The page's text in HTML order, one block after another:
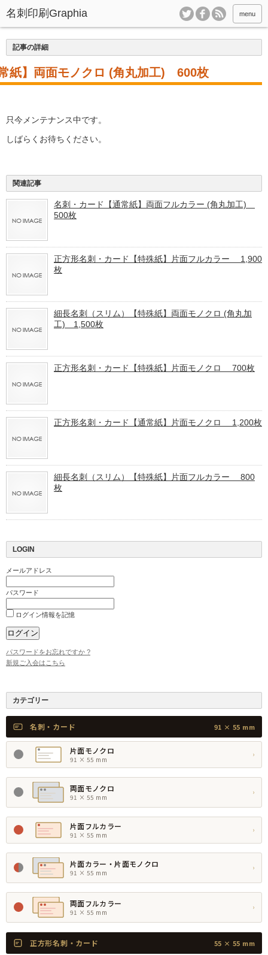
menu
記事の詳細
紙】両面モノクロ (角丸加工) 600枚
只今メンテナンス中です。
しばらくお待ちください。
関連記事
名刺・カード【通常紙】両面フルカラー (角丸加工)
500枚
正方形名刺・カード【特殊紙】片面フルカラー 1,900
枚
細長名刺（スリム）【特殊紙】両面モノクロ (角丸加
工) 1,500枚
正方形名刺・カード【特殊紙】片面モノクロ 700枚
正方形名刺・カード【通常紙】片面モノクロ 1,200枚
細長名刺（スリム）【特殊紙】片面フルカラー 800
枚
LOGIN
メールアドレス
パスワード
ログイン情報を記憶
パスワードをお忘れですか ?
新規ご入会はこちら
カテゴリー
名刺・カード 91 × 55 mm
片面モノクロ
91 × 55 mm
›
両面モノクロ
91 × 55 mm
›
片面フルカラー
91 × 55 mm
›
片面カラー・片面モノクロ
91 × 55 mm
›
両面フルカラー
91 × 55 mm
›
正方形名刺・カード 55 × 55 mm